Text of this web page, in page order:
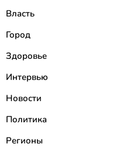
Власть
Город
Здоровье
Интервью
Новости
Политика
Регионы